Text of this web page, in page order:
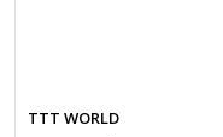
TTT WORLD